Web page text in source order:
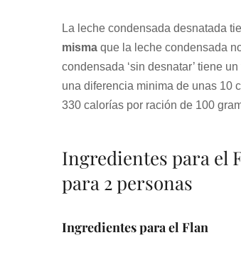
La leche condensada desnatada
misma que la leche condensada
condensada ‘sin desnatar’ tiene
una diferencia minima de unas 10
330 calorías por ración de 100
Ingredientes para el
para 2 personas
Ingredientes para el Flan